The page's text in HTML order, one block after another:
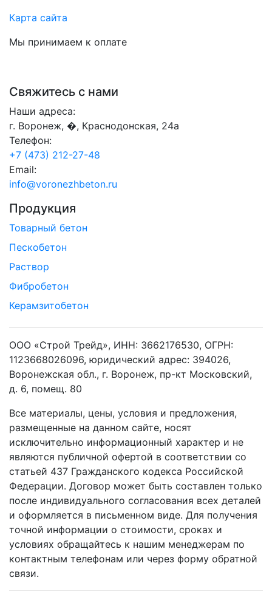
Карта сайта
Мы принимаем к оплате
Свяжитесь с нами
Наши адреса:
г. Воронеж, �, Краснодонская, 24а
Телефон:
+7 (473) 212-27-48
Email:
info@voronezhbeton.ru
Продукция
Товарный бетон
Пескобетон
Раствор
Фибробетон
Керамзитобетон
ООО «Строй Трейд», ИНН: 3662176530, ОГРН:
1123668026096, юридический адрес: 394026,
Воронежская обл., г. Воронеж, пр-кт Московский,
д. 6, помещ. 80
Все материалы, цены, условия и предложения,
размещенные на данном сайте, носят
исключительно информационный характер и не
являются публичной офертой в соответствии со
статьей 437 Гражданского кодекса Российской
Федерации. Договор может быть составлен только
после индивидуального согласования всех деталей
и оформляется в письменном виде. Для получения
точной информации о стоимости, сроках и
условиях обращайтесь к нашим менеджерам по
контактным телефонам или через форму обратной
связи.